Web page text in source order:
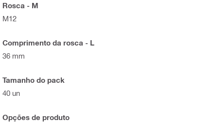
Rosca - M
M12
Comprimento da rosca - L
36 mm
Tamanho do pack
40 un
Opções de produto